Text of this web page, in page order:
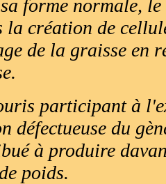
forme normale,
la création de
de la graisse en
participant à
défectueuse du
à produire
poids.